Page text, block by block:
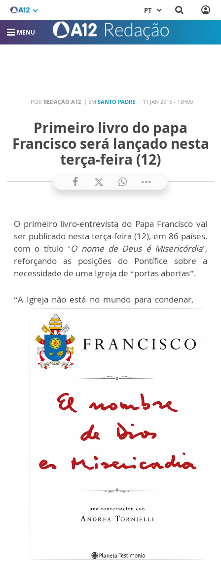
PT
MENU
POR REDAÇÃO A12 EM SANTO PADRE 11 JAN 2016 - 13H00
Primeiro livro do papa
Francisco será lançado nesta
terça-feira (12)
O primeiro livro-entrevista do Papa Francisco vai
ser publicado nesta terça-feira (12), em 86 países,
com o título ‘O nome de Deus é Misericórdia’,
reforçando as posições do Pontífice sobre a
necessidade de uma Igreja de “portas abertas”.
“A Igreja não está no mundo para condenar,